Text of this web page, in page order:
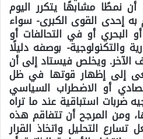
نمطًا مشابهًا يتكرر اليوم
إحدى القوى الكبرى- سواء
البحري أو في التحالفات أو
والتكنولوجية- بوصفه دليلًا
الآخر. ويخلص فيستاد إلى أن
إلى إظهار قوتها في ظل
أو الاضطراب السياسي
ضربات استباقية عند ما تراه
ومن المرجح أن تتفاقم هذه
التحليل واتخاذ القرار